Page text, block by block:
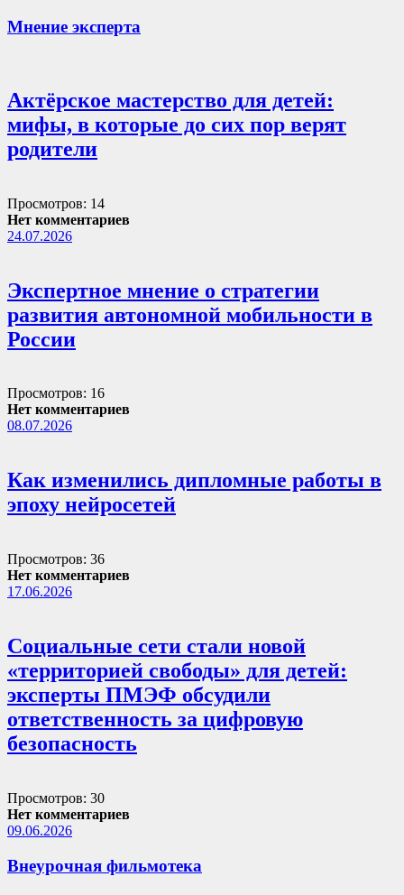
Мнение эксперта
Актёрское мастерство для детей:
мифы, в которые до сих пор верят
родители
Просмотров: 14
Нет комментариев
24.07.2026
Экспертное мнение о стратегии
развития автономной мобильности в
России
Просмотров: 16
Нет комментариев
08.07.2026
Как изменились дипломные работы в
эпоху нейросетей
Просмотров: 36
Нет комментариев
17.06.2026
Социальные сети стали новой
«территорией свободы» для детей:
эксперты ПМЭФ обсудили
ответственность за цифровую
безопасность
Просмотров: 30
Нет комментариев
09.06.2026
Внеурочная фильмотека